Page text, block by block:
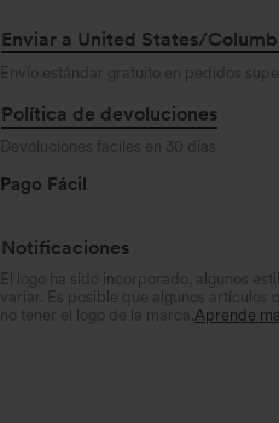
Enviar a United States/
Envío estándar gratuito en pedidos
Política de devoluciones
Devoluciones fáciles en 30 días
Pago Fácil
Notificaciones
El logo ha sido incorporado, algunos
variar. Es posible que algunos artículos
no tener el logo de la marca. Aprende